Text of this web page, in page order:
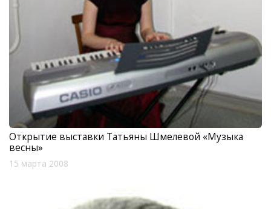
Открытие выставки Татьяны Шмелевой «Музыка
весны»
15 марта 2008